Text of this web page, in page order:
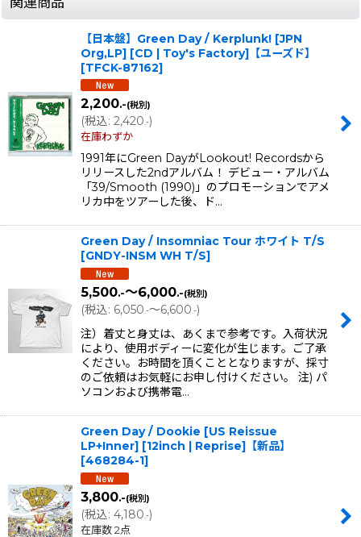
【日本盤】Green Day / Kerplunk! [JPN
Org,LP] [CD | Toy's Factory]【ユーズド】
[TFCK-87162]
2,200.-(税別)
(税込: 2,420.-)
在庫わずか
1991年にGreen DayがLookout! Recordsから
リリースした2ndアルバム！ デビュー・アルバム
「39/Smooth (1990)」のプロモーションでアメ
リカ中をツアーした後、ド…
Green Day / Insomniac Tour ホワイト T/S
[GNDY-INSM WH T/S]
5,500.-～6,000.-(税別)
(税込: 6,050.-～6,600.-)
注）着丈と身丈は、あくまで参考です。入荷状況
により、使用ボディーに変化が生じます。ご了承
ください。お時間を頂くこととなりますが、採寸
のご依頼はお気軽にお申し付けください。 注) パ
ソコンおよび携帯電…
Green Day / Dookie [US Reissue
LP+Inner] [12inch | Reprise]【新品】
[468284-1]
3,800.-(税別)
(税込: 4,180.-)
在庫数 2点